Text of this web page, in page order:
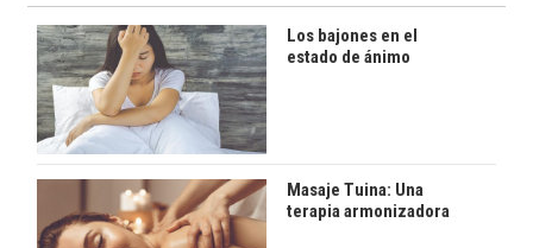
Los bajones en el
estado de ánimo
Masaje Tuina: Una
terapia armonizadora